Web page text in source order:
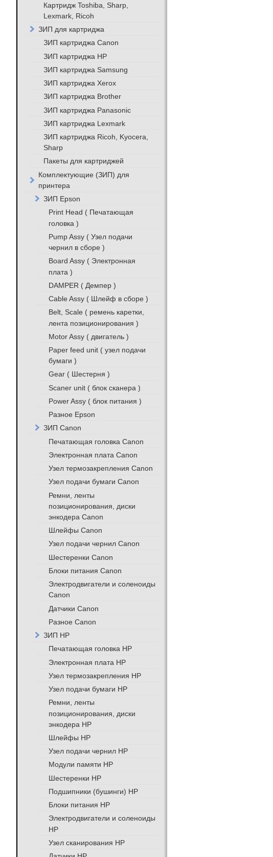
Картридж Toshiba, Sharp,
Lexmark, Ricoh
ЗИП для картриджа
ЗИП картриджа Canon
ЗИП картриджа HP
ЗИП картриджа Samsung
ЗИП картриджа Xerox
ЗИП картриджа Brother
ЗИП картриджа Panasonic
ЗИП картриджа Lexmark
ЗИП картриджа Ricoh, Kyocera,
Sharp
Пакеты для картриджей
Комплектующие (ЗИП) для
принтера
ЗИП Epson
Print Head ( Печатающая
головка )
Pump Assy ( Узел подачи
чернил в сборе )
Board Assy ( Электронная
плата )
DAMPER ( Демпер )
Cable Assy ( Шлейф в сборе )
Belt, Scale ( ремень каретки,
лента позиционирования )
Motor Assy ( двигатель )
Paper feed unit ( узел подачи
бумаги )
Gear ( Шестерня )
Scaner unit ( блок сканера )
Power Assy ( блок питания )
Разное Epson
ЗИП Canon
Печатающая головка Canon
Электронная плата Canon
Узел термозакрепления Canon
Узел подачи бумаги Canon
Ремни, ленты
позиционирования, диски
энкодера Canon
Шлейфы Canon
Узел подачи чернил Canon
Шестеренки Canon
Блоки питания Canon
Электродвигатели и соленоиды
Canon
Датчики Canon
Разное Canon
ЗИП HP
Печатающая головка HP
Электронная плата HP
Узел термозакрепления HP
Узел подачи бумаги HP
Ремни, ленты
позиционирования, диски
энкодера HP
Шлейфы HP
Узел подачи чернил HP
Модули памяти HP
Шестеренки HP
Подшипники (бушинги) HP
Блоки питания HP
Электродвигатели и соленоиды
HP
Узел сканирования HP